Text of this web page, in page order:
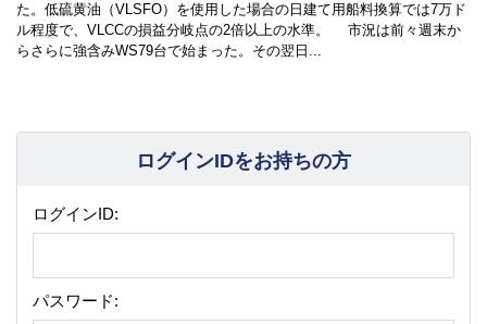
た。低硫黄油（VLSFO）を使用した場合の日建て用船料換算では7万ド
ル程度で、VLCCの損益分岐点の2倍以上の水準。 市況は前々週末か
らさらに強含みWS79台で始まった。その翌日...
ログインIDをお持ちの方
ログインID:
パスワード: